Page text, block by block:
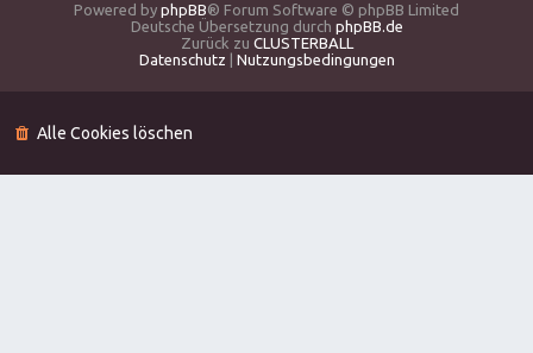
Powered by phpBB® Forum Software © phpBB Limited
Deutsche Übersetzung durch phpBB.de
Zurück zu CLUSTERBALL
Datenschutz
Nutzungsbedingungen
Alle Cookies löschen